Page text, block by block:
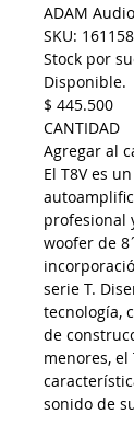
ADAM
SKU:
Stock por
Disponible.
$ 445.500
CANTIDAD
Agregar al
El T8V es
profesional
woofer de
serie T.
tecnología,
de
menores, el
sonido de